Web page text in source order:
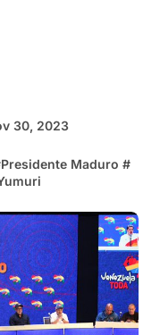
30, 2023
Presidente Maduro #